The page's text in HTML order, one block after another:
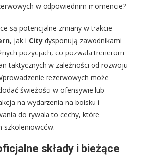
w odpowiednim momencie?
są potencjalne zmiany w trakcie
, jak i City dysponują zawodnikami
pozycjach, co pozwala trenerom
taktycznych w zależności od rozwoju
rezerwowych może
świeżości w ofensywie lub
na wydarzenia na boisku i
do rywala to cechy, które
szkoleniowców.
składy i bieżące